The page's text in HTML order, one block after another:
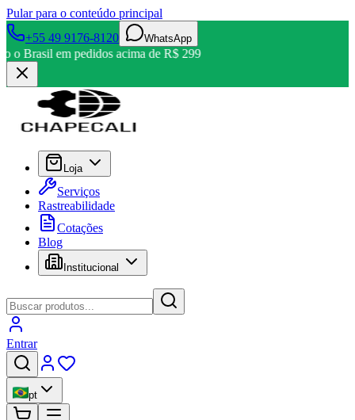
Pular para o conteúdo principal
+55 49 9176-8120
WhatsApp
o Brasil em pedidos acima de R$ 299
Loja
Serviços
Rastreabilidade
Cotações
Blog
Institucional
Entrar
pt